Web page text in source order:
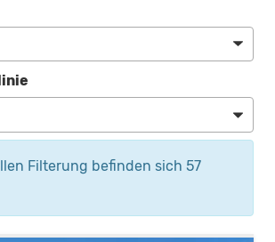
Filterung befinden sich 57